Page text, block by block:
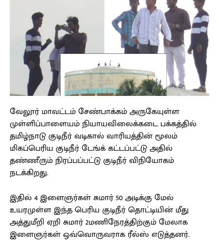
வேலூர் மாவட்டம் சேண்பாக்கம் அருகேயுள்ள
முள்ளிப்பாளையம் நியாயவிலைக்கடை பக்கத்தில்
தமிழ்நாடு குடிநீர் வடிகால் வாரியத்தின் மூலம்
மிகப்பெரிய குடிநீர் டேங்க் கட்டப்பட்டு அதில்
தண்ணீரும் நிரப்பப்பட்டு குடிநீர் விநியோகம்
நடக்கிறது.
இதில் 4 இளைஞர்கள் சுமார் 50 அடிக்கு மேல்
உயரமுள்ள இந்த பெரிய குடிநீர் தொட்டியின் மீது
அத்துமீறி ஏறி சுமார் 2மணிநேரத்திற்கும் மேலாக
இளைஞர்கள் ஒவ்வொருவராக ரீல்ஸ் எடுத்தனர்.